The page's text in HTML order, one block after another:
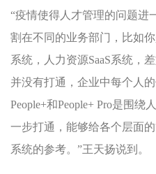
“疫情使得人才管理的问题进
割在不同的业务部门，比如
系统，人力资源SaaS系统，
并没有打通，企业中每个人
People+和People+ Pro是围
一步打通，能够给各个层面
系统的参考。”王天扬说到。